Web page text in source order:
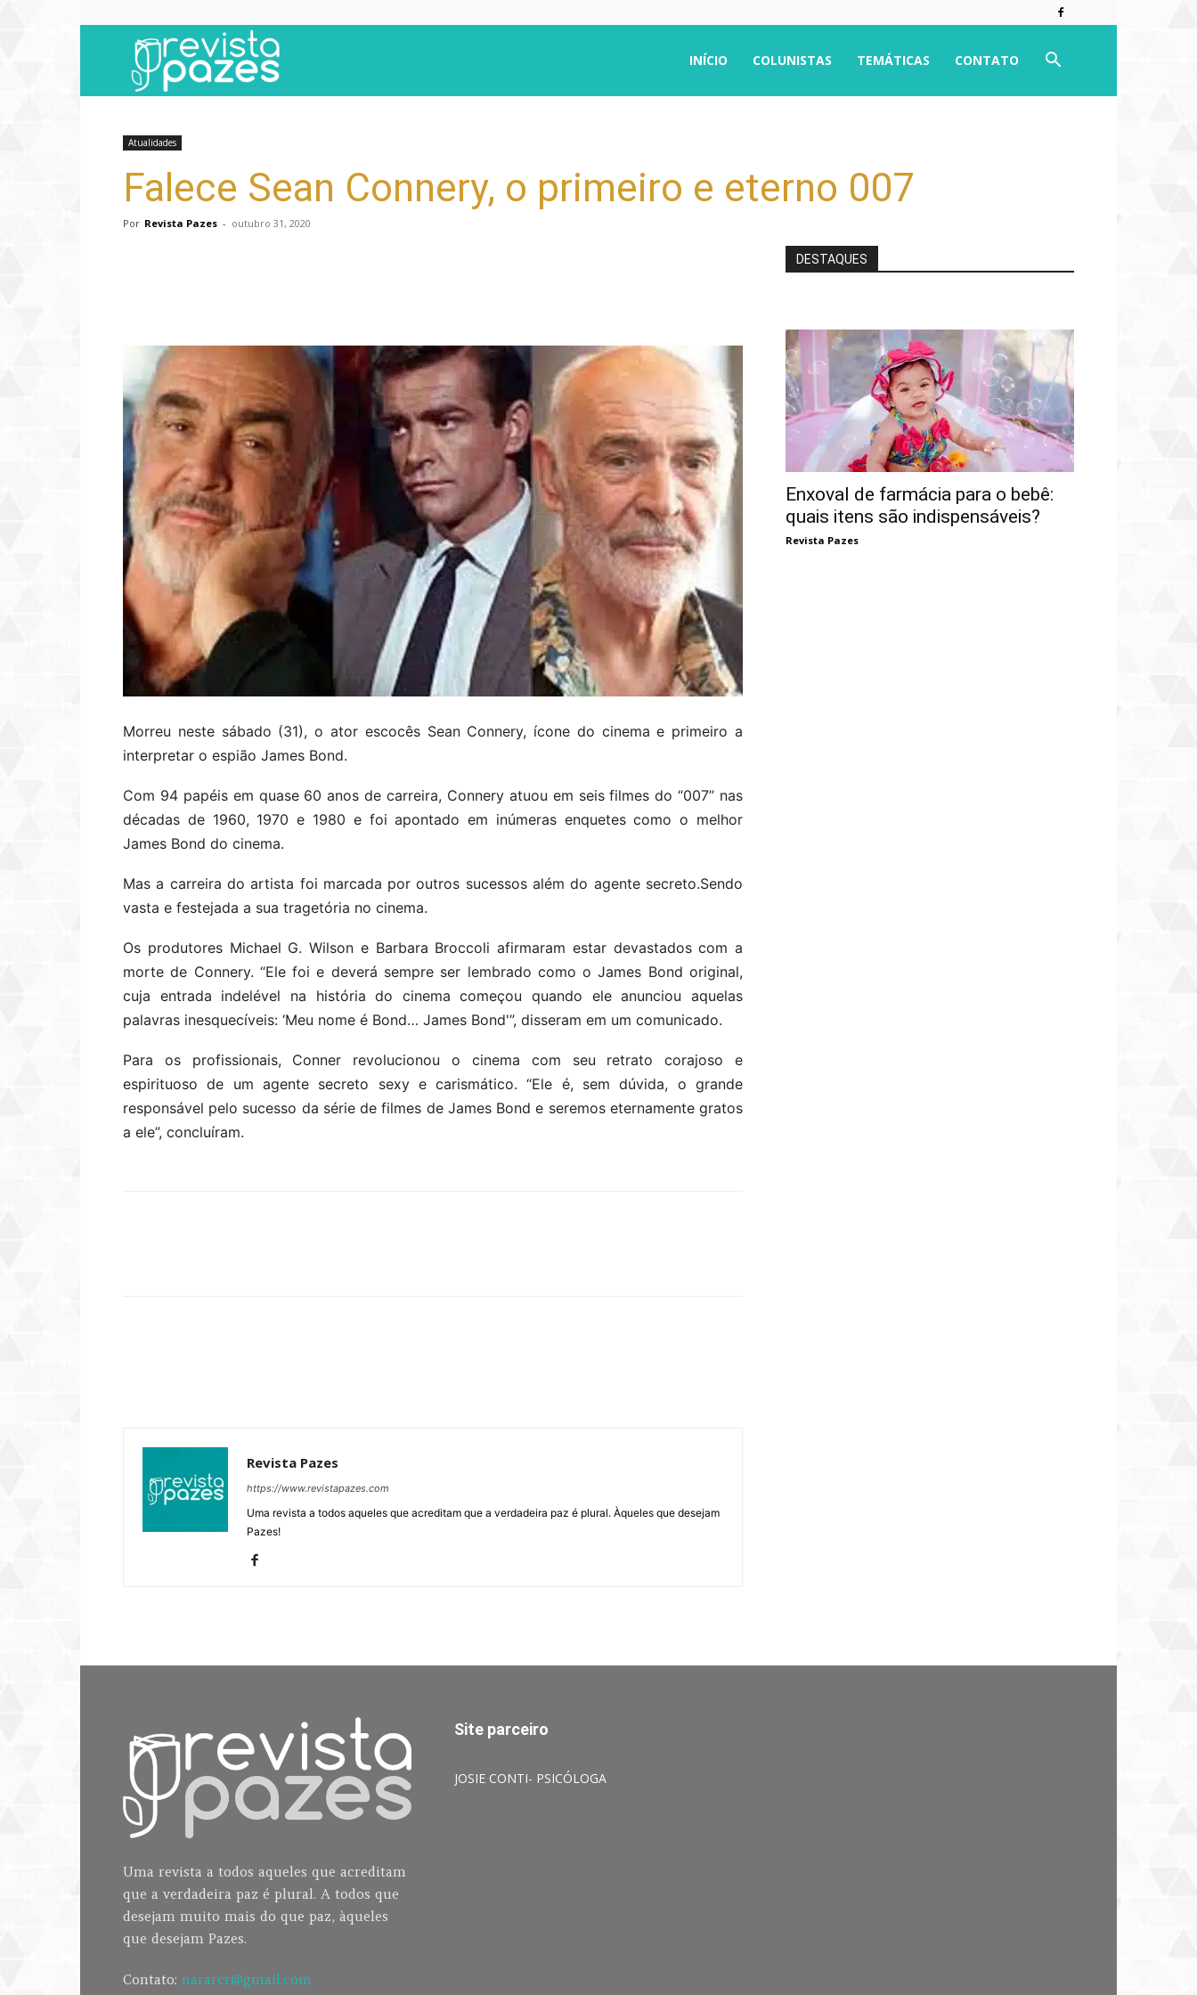
INÍCIO COLUNISTAS TEMÁTICAS CONTATO
Atualidades
Falece Sean Connery, o primeiro e eterno 007
Por Revista Pazes - outubro 31, 2020
Morreu neste sábado (31), o ator escocês Sean Connery, ícone do cinema e primeiro a
interpretar o espião James Bond.
Com 94 papéis em quase 60 anos de carreira, Connery atuou em seis filmes do “007” nas
décadas de 1960, 1970 e 1980 e foi apontado em inúmeras enquetes como o melhor
James Bond do cinema.
Mas a carreira do artista foi marcada por outros sucessos além do agente secreto.Sendo
vasta e festejada a sua tragetória no cinema.
Os produtores Michael G. Wilson e Barbara Broccoli afirmaram estar devastados com a
morte de Connery. “Ele foi e deverá sempre ser lembrado como o James Bond original,
cuja entrada indelével na história do cinema começou quando ele anunciou aquelas
palavras inesquecíveis: ‘Meu nome é Bond… James Bond'”, disseram em um comunicado.
Para os profissionais, Conner revolucionou o cinema com seu retrato corajoso e
espirituoso de um agente secreto sexy e carismático. “Ele é, sem dúvida, o grande
responsável pelo sucesso da série de filmes de James Bond e seremos eternamente gratos
a ele”, concluíram.
Revista Pazes
https://www.revistapazes.com
Uma revista a todos aqueles que acreditam que a verdadeira paz é plural. Àqueles que desejam
Pazes!
DESTAQUES
Enxoval de farmácia para o bebê:
quais itens são indispensáveis?
Revista Pazes
Uma revista a todos aqueles que acreditam
que a verdadeira paz é plural. A todos que
desejam muito mais do que paz, àqueles
que desejam Pazes.
Contato: nararcr@gmail.com
Site parceiro
JOSIE CONTI- PSICÓLOGA